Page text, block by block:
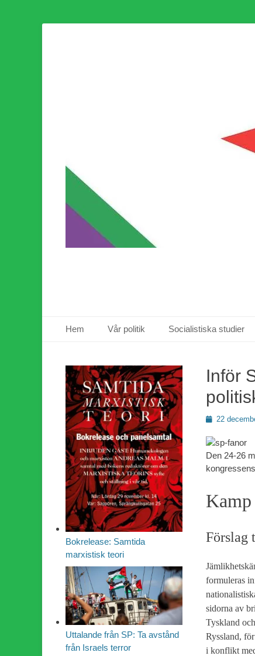
Primär meny
Hem Vår politik Socialistiska studier
Inför
Publicerad
22
Den 24-26
Kamp
Förslag
formuleras
sidorna av
Tyskland
Ryssland,
i konflikt
Bokrelease: Samtida
marxistisk teori
Uttalande från SP: Ta avstånd
från Israels terror